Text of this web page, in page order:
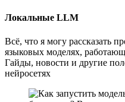
Локальные LLM
Всё, что я могу рассказать
языковых моделях,
Гайды, новости и другие
нейросетях